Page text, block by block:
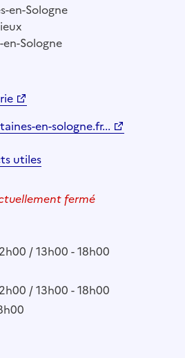
en-Sologne
Sologne
en-sologne.fr...
utiles
fermé
/ 13h00 - 18h00
/ 13h00 - 18h00